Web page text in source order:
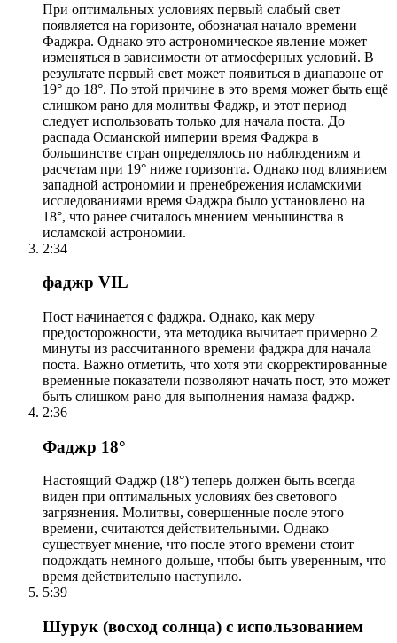
При оптимальных условиях первый слабый свет
появляется на горизонте, обозначая начало времени
Фаджра. Однако это астрономическое явление может
изменяться в зависимости от атмосферных условий. В
результате первый свет может появиться в диапазоне от
19° до 18°. По этой причине в это время может быть ещё
слишком рано для молитвы Фаджр, и этот период
следует использовать только для начала поста. До
распада Османской империи время Фаджра в
большинстве стран определялось по наблюдениям и
расчетам при 19° ниже горизонта. Однако под влиянием
западной астрономии и пренебрежения исламскими
исследованиями время Фаджра было установлено на
18°, что ранее считалось мнением меньшинства в
исламской астрономии.
2:34
фаджр VIL
Пост начинается с фаджра. Однако, как меру
предосторожности, эта методика вычитает примерно 2
минуты из рассчитанного времени фаджра для начала
поста. Важно отметить, что хотя эти скорректированные
временные показатели позволяют начать пост, это может
быть слишком рано для выполнения намаза фаджр.
2:36
Фаджр 18°
Настоящий Фаджр (18°) теперь должен быть всегда
виден при оптимальных условиях без светового
загрязнения. Молитвы, совершенные после этого
времени, считаются действительными. Однако
существует мнение, что после этого времени стоит
подождать немного дольше, чтобы быть уверенным, что
время действительно наступило.
5:39
Шурук (восход солнца) с использованием